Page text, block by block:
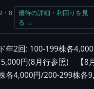
・8
優待の詳細・利回りを見
る →
年2回: 100-199株各
円(8月行参照) 【8
各4,000円/200-299株各